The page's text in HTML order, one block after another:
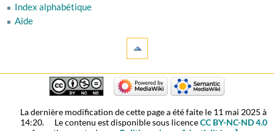
Index alphabétique
Aide
La dernière modification de cette page a été faite le 11 mai 2025 à
14:20.
Le contenu est disponible sous licenceCC BY-NC-ND 4.0